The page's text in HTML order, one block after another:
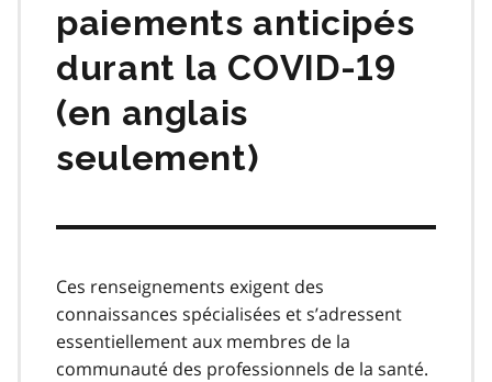
paiements anticipés
durant la COVID‑19
(en anglais
seulement)
Ces renseignements exigent des
connaissances spécialisées et s’adressent
essentiellement aux membres de la
communauté des professionnels de la santé.